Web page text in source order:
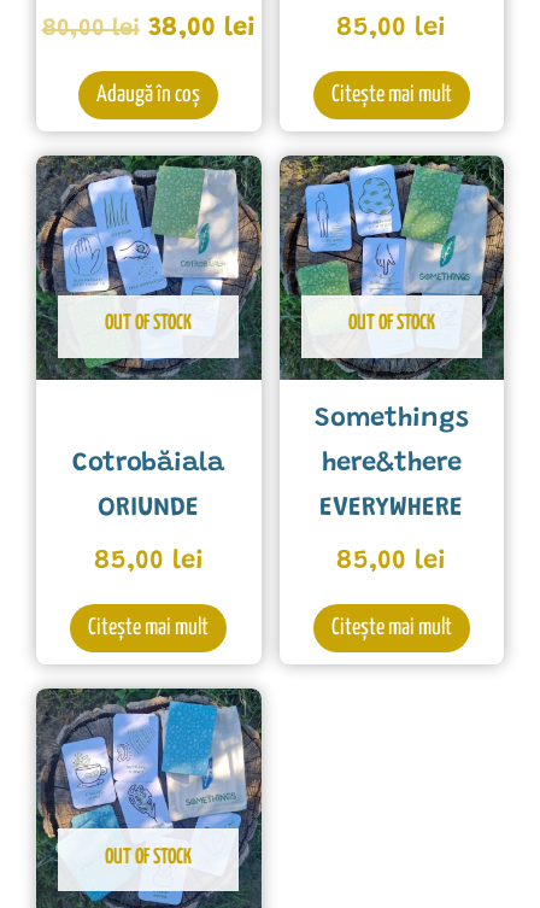
80,00lei 38,00 lei
Adaugă în coș
85,00 lei
Citește mai mult
OUT OF STOCK
Cotrobăiala
ORIUNDE
85,00 lei
Citește mai mult
OUT OF STOCK
Somethings
here&there
EVERYWHERE
85,00 lei
Citește mai mult
OUT OF STOCK